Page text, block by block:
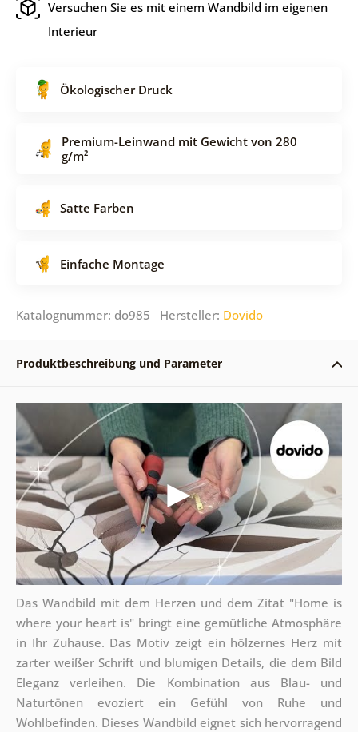
Versuchen Sie es mit einem Wandbild im eigenen
Interieur
Ökologischer Druck
Premium-Leinwand mit Gewicht von 280
g/m²
Satte Farben
Einfache Montage
Katalognummer: do985 Hersteller: Dovido
Produktbeschreibung und Parameter
Das Wandbild mit dem Herzen und dem Zitat "Home is
where your heart is" bringt eine gemütliche Atmosphäre
in Ihr Zuhause. Das Motiv zeigt ein hölzernes Herz mit
zarter weißer Schrift und blumigen Details, die dem Bild
Eleganz verleihen. Die Kombination aus Blau- und
Naturtönen evoziert ein Gefühl von Ruhe und
Wohlbefinden. Dieses Wandbild eignet sich hervorragend